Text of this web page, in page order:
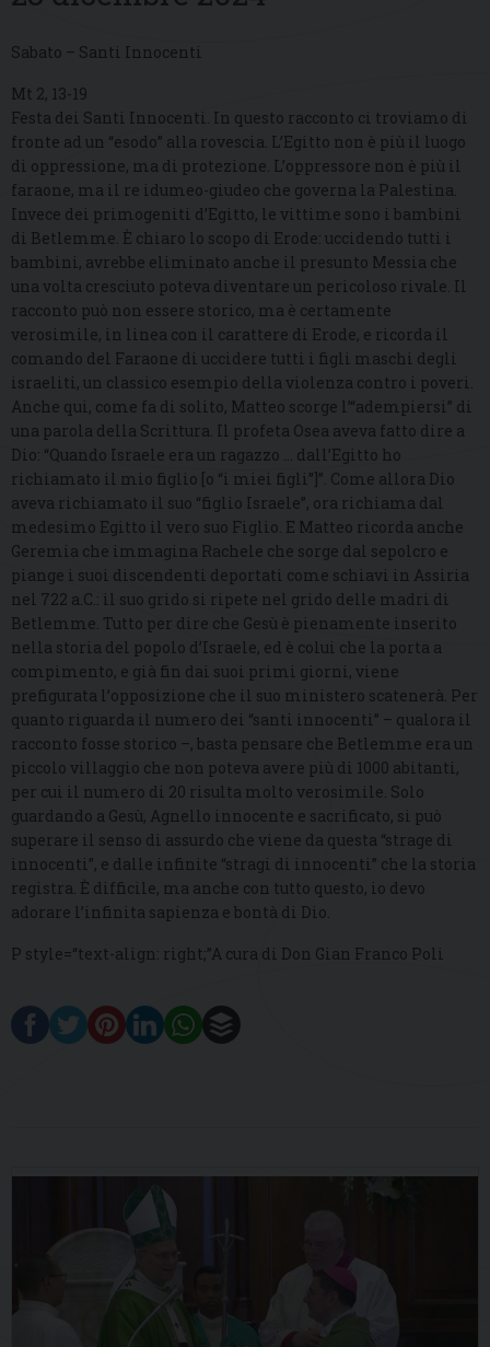
Sabato – Santi Innocenti
Mt 2, 13-19
Festa dei Santi Innocenti. In questo racconto ci troviamo di
fronte ad un “esodo” alla rovescia. L’Egitto non è più il luogo
di oppressione, ma di protezione. L’oppressore non è più il
faraone, ma il re idumeo-giudeo che governa la Palestina.
Invece dei primogeniti d’Egitto, le vittime sono i bambini
di Betlemme. È chiaro lo scopo di Erode: uccidendo tutti i
bambini, avrebbe eliminato anche il presunto Messia che
una volta cresciuto poteva diventare un pericoloso rivale. Il
racconto può non essere storico, ma è certamente
verosimile, in linea con il carattere di Erode, e ricorda il
comando del Faraone di uccidere tutti i figli maschi degli
israeliti, un classico esempio della violenza contro i poveri.
Anche qui, come fa di solito, Matteo scorge l’“adempiersi” di
una parola della Scrittura. Il profeta Osea aveva fatto dire a
Dio: “Quando Israele era un ragazzo … dall’Egitto ho
richiamato il mio figlio [o “i miei figli”]”. Come allora Dio
aveva richiamato il suo “figlio Israele”, ora richiama dal
medesimo Egitto il vero suo Figlio. E Matteo ricorda anche
Geremia che immagina Rachele che sorge dal sepolcro e
piange i suoi discendenti deportati come schiavi in Assiria
nel 722 a.C.: il suo grido si ripete nel grido delle madri di
Betlemme. Tutto per dire che Gesù è pienamente inserito
nella storia del popolo d’Israele, ed è colui che la porta a
compimento, e già fin dai suoi primi giorni, viene
prefigurata l’opposizione che il suo ministero scatenerà. Per
quanto riguarda il numero dei “santi innocenti” – qualora il
racconto fosse storico –, basta pensare che Betlemme era un
piccolo villaggio che non poteva avere più di 1000 abitanti,
per cui il numero di 20 risulta molto verosimile. Solo
guardando a Gesù, Agnello innocente e sacrificato, si può
superare il senso di assurdo che viene da questa “strage di
innocenti”, e dalle infinite “stragi di innocenti” che la storia
registra. È difficile, ma anche con tutto questo, io devo
adorare l’infinita sapienza e bontà di Dio.
P style=“text-align: right;”A cura di Don Gian Franco Poli